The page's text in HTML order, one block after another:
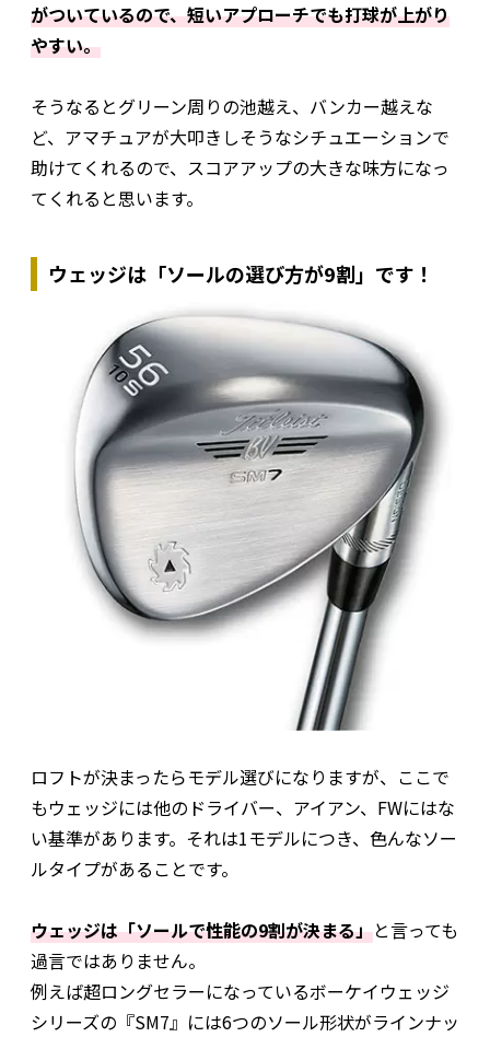
がついているので、短いアプローチでも打球が上がり
やすい。
そうなるとグリーン周りの池越え、バンカー越えな
ど、アマチュアが大叩きしそうなシチュエーションで
助けてくれるので、スコアアップの大きな味方になっ
てくれると思います。
ウェッジは「ソールの選び方が9割」です！
ロフトが決まったらモデル選びになりますが、ここで
もウェッジには他のドライバー、アイアン、FWにはな
い基準があります。それは1モデルにつき、色んなソー
ルタイプがあることです。
ウェッジは「ソールで性能の9割が決まる」と言っても
過言ではありません。
例えば超ロングセラーになっているボーケイウェッジ
シリーズの『SM7』には6つのソール形状がラインナッ